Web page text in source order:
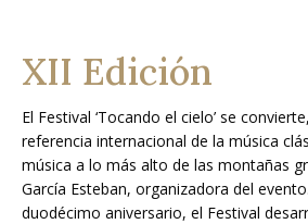
XII Edición
El Festival ‘Tocando el cielo’ se
referencia internacional de la música
música a lo más alto de las montañas
García Esteban, organizadora del
duodécimo aniversario, el Festival